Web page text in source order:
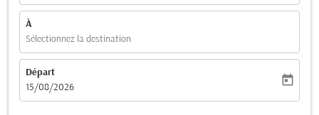
À
Sélectionnez la destination
Départ
fc-booking-departure-date-aria-label
15/08/2026
today